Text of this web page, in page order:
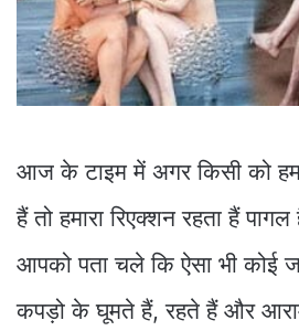
आज के टाइम में अगर किसी को
हैं तो हमारा रिएक्शन रहता हैं
आपको पता चले कि ऐसा भी कोई
कपड़ो के घूमते हैं, रहते हैं और